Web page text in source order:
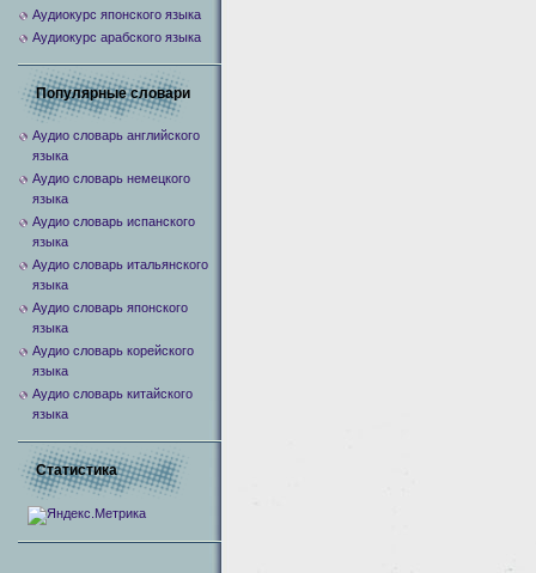
Аудиокурс японского языка
Аудиокурс арабского языка
Популярные словари
Аудио словарь английского
языка
Аудио словарь немецкого
языка
Аудио словарь испанского
языка
Аудио словарь итальянского
языка
Аудио словарь японского
языка
Аудио словарь корейского
языка
Аудио словарь китайского
языка
Статистика